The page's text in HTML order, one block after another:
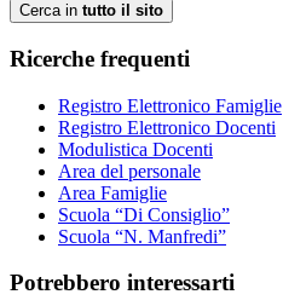
Cerca in tutto il sito
Ricerche frequenti
Registro Elettronico Famiglie
Registro Elettronico Docenti
Modulistica Docenti
Area del personale
Area Famiglie
Scuola “Di Consiglio”
Scuola “N. Manfredi”
Potrebbero interessarti